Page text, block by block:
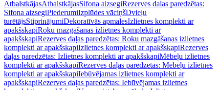
AtbalstkājasAtbalstkājasSifona aizsegiRezerves daļas paredzētas:
Sifona aizsegiPiederumiIzplūdes vāciņšDvieļu
turētājsStiprinājumiDekoratīvās apmalesIzlietnes komplekti ar
apakšskapiRoku mazgāšanas izlietnes komplekti ar
apakšskapiRezerves daļas paredzētas: Roku mazgāšanas izlietnes
komplekti ar apakšskapiIzlietnes komplekti ar apakšskapiRezerves
daļas paredzētas: Izlietnes komplekti ar apakšskapiMēbeļu izlietnes
komplekti ar apakšskapiRezerves daļas paredzētas: Mēbeļu izlietnes
komplekti ar apakšskapiIebūvējamas izlietnes komplekti ar
apakšskapiRezerves daļas paredzētas: Iebūvējamas izlietnes